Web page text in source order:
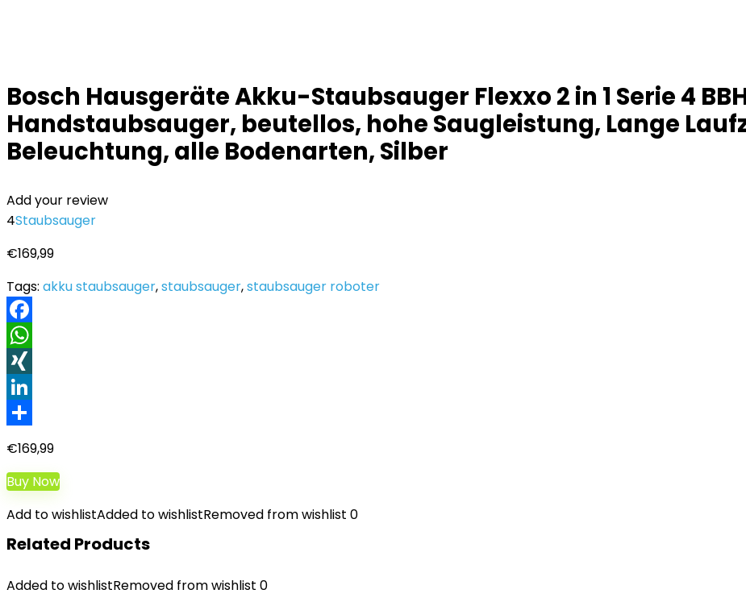
Bosch Hausgeräte Akku-Staubsauger Flexxo 2 in 1 Serie 4
Handstaubsauger, beutellos, hohe Saugleistung, Lange
Beleuchtung, alle Bodenarten, Silber
Add your review
4Staubsauger
€169,99
Tags: akku staubsauger,staubsauger,staubsauger roboter
Facebook
WhatsApp
XING
LinkedIn
€169,99
Buy Now
Add to wishlistAdded to wishlistRemoved from wishlist 0
Related Products
Added to wishlistRemoved from wishlist 0